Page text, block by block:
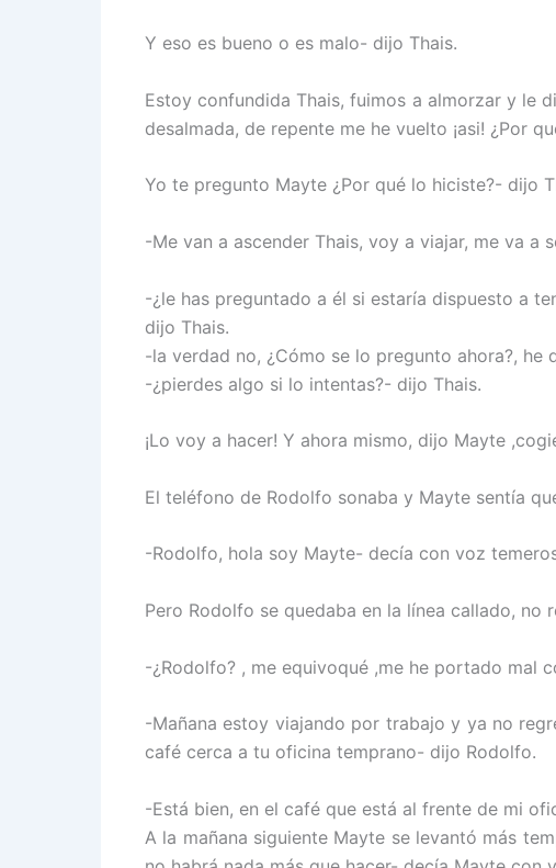
Y eso es bueno o es malo- dijo Thais.
Estoy confundida Thais, fuimos a almorzar y le
desalmada, de repente me he vuelto ¡asi! ¿Por
Yo te pregunto Mayte ¿Por qué lo hiciste?- dijo
-Me van a ascender Thais, voy a viajar, me va
-¿le has preguntado a él si estaría dispuesto a
dijo Thais.
-la verdad no, ¿Cómo se lo pregunto ahora?,
-¿pierdes algo si lo intentas?- dijo Thais.
¡Lo voy a hacer! Y ahora mismo, dijo Mayte
El teléfono de Rodolfo sonaba y Mayte sentía
-Rodolfo, hola soy Mayte- decía con voz
Pero Rodolfo se quedaba en la línea callado, no
-¿Rodolfo? , me equivoqué ,me he portado mal
-Mañana estoy viajando por trabajo y ya no
café cerca a tu oficina temprano- dijo Rodolfo.
-Está bien, en el café que está al frente de mi
A la mañana siguiente Mayte se levantó más